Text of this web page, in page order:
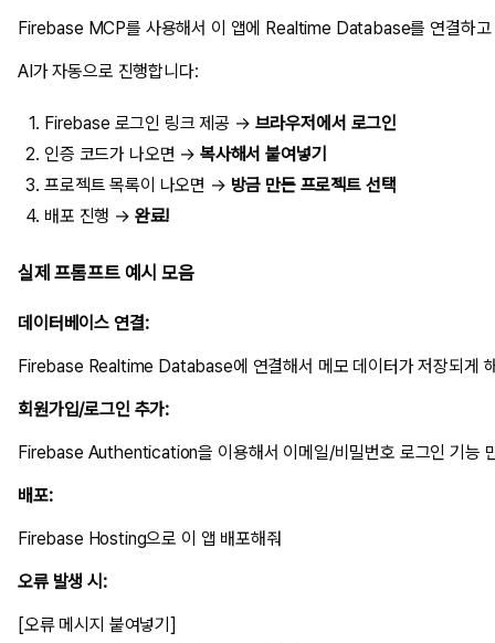
AI가 자동으로 진행합니다:
Firebase 로그인 링크 제공 → 브라우저에서 로그인
인증 코드가 나오면 → 복사해서 붙여넣기
프로젝트 목록이 나오면 → 방금 만든 프로젝트 선택
배포 진행 → 완료!
실제 프롬프트 예시 모음
데이터베이스 연결:
회원가입/로그인 추가:
배포:
오류 발생 시:
[오류 메시지 붙여넣기]